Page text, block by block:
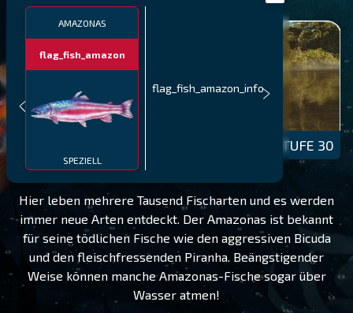
AMAZONAS
flag_fish_amazon
SPEZIELL
flag_fish_amazon_info
STUFE 30
Hier leben mehrere Tausend Fischarten und es werden
immer neue Arten entdeckt. Der Amazonas ist bekannt
für seine tödlichen Fische wie den aggressiven Bicuda
und den fleischfressenden Piranha. Beängstigender
Weise können manche Amazonas-Fische sogar über
Wasser atmen!